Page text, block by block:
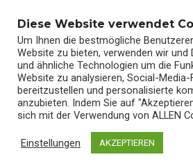
Start/Shop/Ersatzteile
Diese Website verwendet
Um Ihnen die bestmögliche
Website zu bieten, verwenden wir und
und ähnliche Technologien um die
Website zu analysieren, Social-Media-
bereitzustellen und personalisierte
anzubieten. Indem Sie auf
sich mit der Verwendung von ALLEN
Einstellungen AKZEPTIEREN